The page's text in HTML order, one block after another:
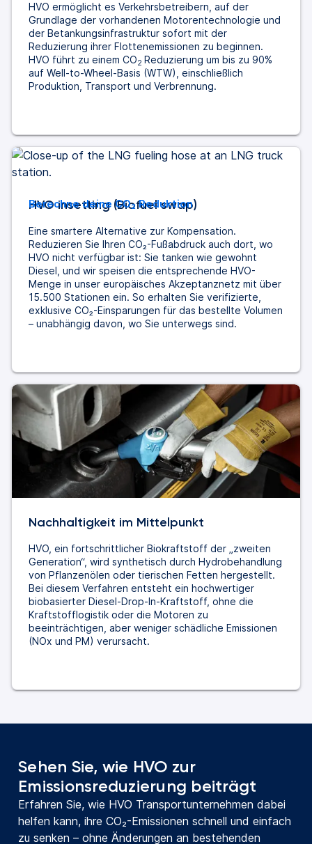
HVO ermöglicht es Verkehrsbetreibern, auf der
Grundlage der vorhandenen Motorentechnologie und
der Betankungsinfrastruktur sofort mit der
Reduzierung ihrer Flottenemissionen zu beginnen.
HVO führt zu einem CO2 Reduzierung um bis zu 90%
auf Well-to-Wheel-Basis (WTW), einschließlich
Produktion, Transport und Verbrennung.
HVO insetting (Biofuel swap)
Eine smartere Alternative zur Kompensation.
Reduzieren Sie Ihren CO₂-Fußabdruck auch dort, wo
HVO nicht verfügbar ist: Sie tanken wie gewohnt
Diesel, und wir speisen die entsprechende HVO-
Menge in unser europäisches Akzeptanznetz mit über
15.500 Stationen ein. So erhalten Sie verifizierte,
exklusive CO₂-Einsparungen für das bestellte Volumen
– unabhängig davon, wo Sie unterwegs sind.
Berechne deine CO₂Reduktion
Nachhaltigkeit im Mittelpunkt
HVO, ein fortschrittlicher Biokraftstoff der „zweiten
Generation“, wird synthetisch durch Hydrobehandlung
von Pflanzenölen oder tierischen Fetten hergestellt.
Bei diesem Verfahren entsteht ein hochwertiger
biobasierter Diesel-Drop-In-Kraftstoff, ohne die
Kraftstofflogistik oder die Motoren zu
beeinträchtigen, aber weniger schädliche Emissionen
(NOx und PM) verursacht.
Sehen Sie, wie HVO zur
Emissionsreduzierung beiträgt
Erfahren Sie, wie HVO Transportunternehmen dabei
helfen kann, ihre CO₂-Emissionen schnell und einfach
zu senken – ohne Änderungen an bestehenden